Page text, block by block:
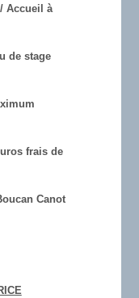
Accueil à
de stage
frais de
Canot